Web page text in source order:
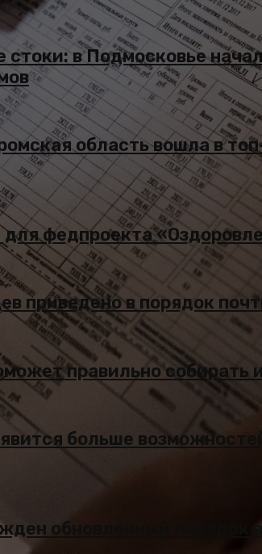
в Подмосковье
область вошла в
для федпроекта
приведено в порядок
правильно
больше
обновленный